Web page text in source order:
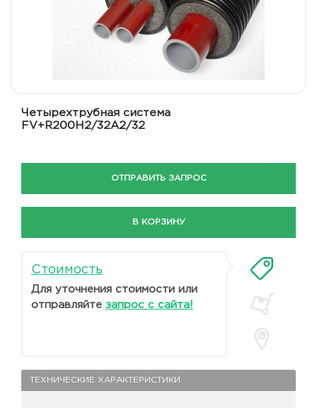
Четырехтрубная система
FV+R200H2/32A2/32
ОТПРАВИТЬ ЗАПРОС
В КОРЗИНУ
Стоимость
Для уточнения стоимости или
отправляйте запрос с сайта!
ТЕХНИЧЕСКИЕ ХАРАКТЕРИСТИКИ